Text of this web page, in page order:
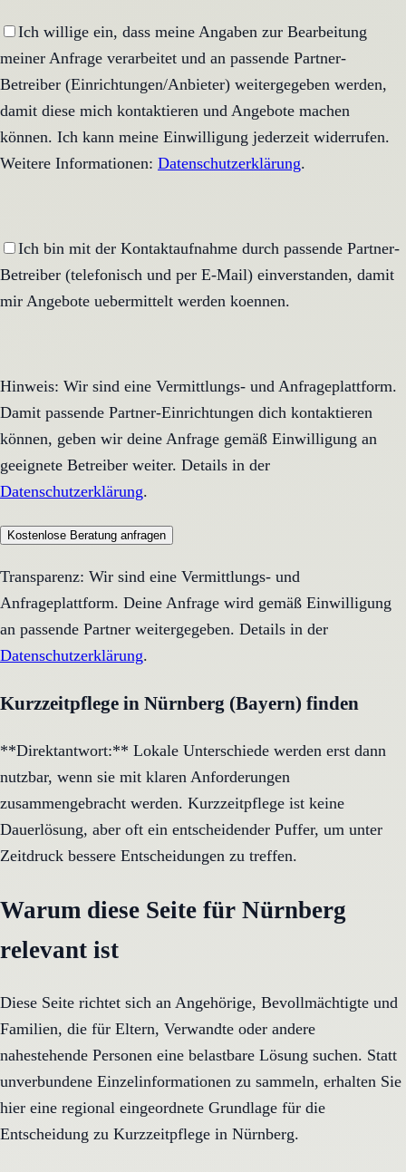
Ich willige ein, dass meine Angaben zur Bearbeitung
meiner Anfrage verarbeitet und an passende Partner-
Betreiber (Einrichtungen/Anbieter) weitergegeben werden,
damit diese mich kontaktieren und Angebote machen
können. Ich kann meine Einwilligung jederzeit widerrufen.
Weitere Informationen: Datenschutzerklärung.
Ich bin mit der Kontaktaufnahme durch passende Partner-
Betreiber (telefonisch und per E-Mail) einverstanden, damit
mir Angebote uebermittelt werden koennen.
Hinweis: Wir sind eine Vermittlungs- und Anfrageplattform.
Damit passende Partner-Einrichtungen dich kontaktieren
können, geben wir deine Anfrage gemäß Einwilligung an
geeignete Betreiber weiter. Details in der
Datenschutzerklärung.
Kostenlose Beratung anfragen
Transparenz: Wir sind eine Vermittlungs- und
Anfrageplattform. Deine Anfrage wird gemäß Einwilligung
an passende Partner weitergegeben. Details in der
Datenschutzerklärung.
Kurzzeitpflege in Nürnberg (Bayern) finden
**Direktantwort:** Lokale Unterschiede werden erst dann
nutzbar, wenn sie mit klaren Anforderungen
zusammengebracht werden. Kurzzeitpflege ist keine
Dauerlösung, aber oft ein entscheidender Puffer, um unter
Zeitdruck bessere Entscheidungen zu treffen.
Warum diese Seite für Nürnberg
relevant ist
Diese Seite richtet sich an Angehörige, Bevollmächtigte und
Familien, die für Eltern, Verwandte oder andere
nahestehende Personen eine belastbare Lösung suchen. Statt
unverbundene Einzelinformationen zu sammeln, erhalten Sie
hier eine regional eingeordnete Grundlage für die
Entscheidung zu Kurzzeitpflege in Nürnberg.